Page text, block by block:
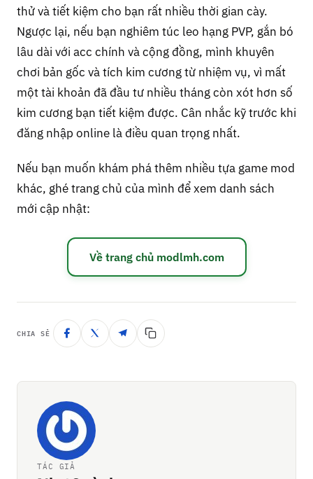
thử và tiết kiệm cho bạn rất nhiều thời gian cày.
Ngược lại, nếu bạn nghiêm túc leo hạng PVP, gắn bó
lâu dài với acc chính và cộng đồng, mình khuyên
chơi bản gốc và tích kim cương từ nhiệm vụ, vì mất
một tài khoản đã đầu tư nhiều tháng còn xót hơn số
kim cương bạn tiết kiệm được. Cân nhắc kỹ trước khi
đăng nhập online là điều quan trọng nhất.
Nếu bạn muốn khám phá thêm nhiều tựa game mod
khác, ghé trang chủ của mình để xem danh sách
mới cập nhật:
Về trang chủ modlmh.com
CHIA SẺ
TÁC GIẢ